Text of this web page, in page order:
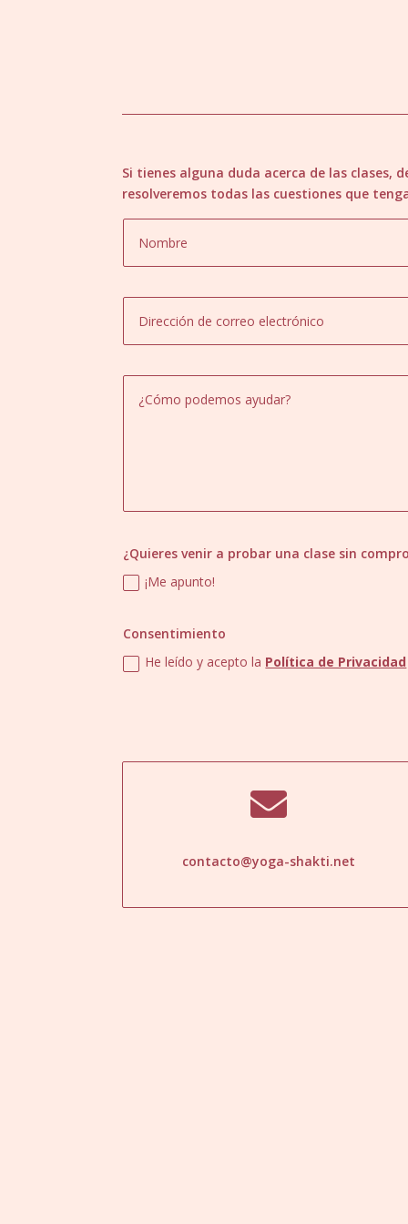
Si tienes alguna duda acerca de las clases,
resolveremos todas las cuestiones que
¿Quieres venir a probar una clase sin
¡Me apunto!
Consentimiento
He leído y acepto la Política de Privacidad

contacto@yoga-shakti.net